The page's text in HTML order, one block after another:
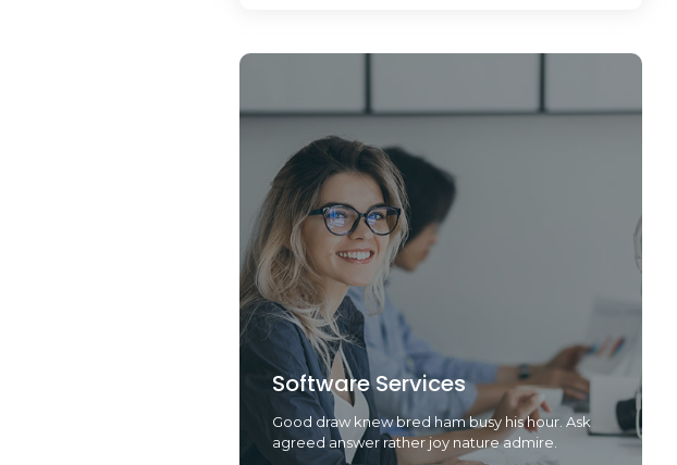
Software Services
Good draw knew bred ham busy his hour. Ask
agreed answer rather joy nature admire.